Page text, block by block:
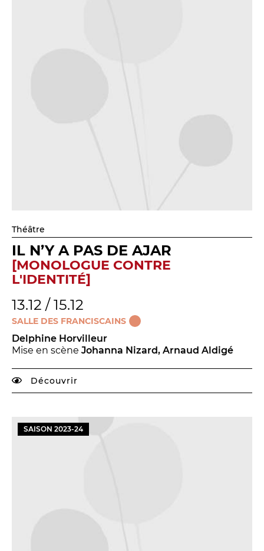
Théâtre
IL N’Y A PAS DE AJAR
[MONOLOGUE CONTRE
L'IDENTITÉ]
13.12 / 15.12
SALLE DES FRANCISCAINS
Delphine Horvilleur
Mise en scène Johanna Nizard, Arnaud Aldigé
Découvrir
SAISON 2023-24